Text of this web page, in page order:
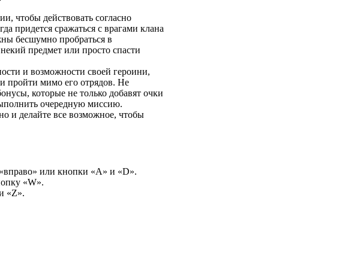
чтобы действовать согласно
придется сражаться с врагами клана
бесшумно пробраться в
предмет или просто спасти
и возможности своей героини,
пройти мимо его отрядов. Не
которые не только добавят очки
очередную миссию.
и делайте все возможное, чтобы
или кнопки «А» и «D».
«W».
«Z».